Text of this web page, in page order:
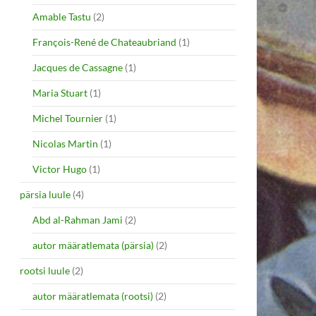
Amable Tastu (2)
François-René de Chateaubriand (1)
Jacques de Cassagne (1)
Maria Stuart (1)
Michel Tournier (1)
Nicolas Martin (1)
Victor Hugo (1)
pärsia luule (4)
Abd al-Rahman Jami (2)
autor määratlemata (pärsia) (2)
rootsi luule (2)
autor määratlemata (rootsi) (2)